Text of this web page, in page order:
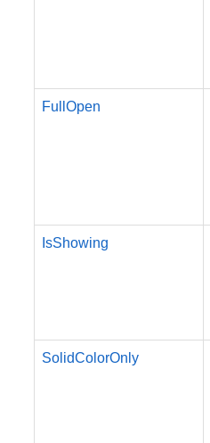
FullOpen
IsShowing
SolidColorOnly